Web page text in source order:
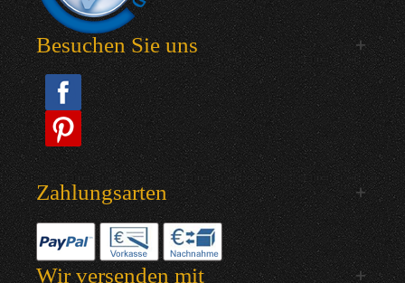
Besuchen Sie uns
Zahlungsarten
Wir versenden mit